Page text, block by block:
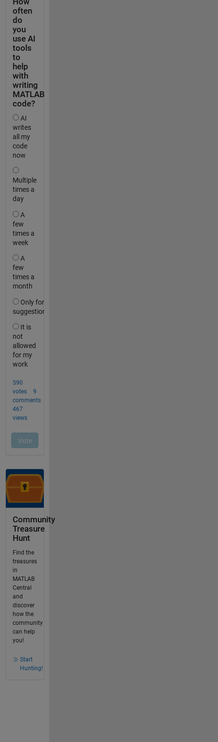
Community
Treasure
Hunt
Find the
treasures
in
MATLAB
Central
and
discover
how the
community
can help
you!
Start
Hunting!